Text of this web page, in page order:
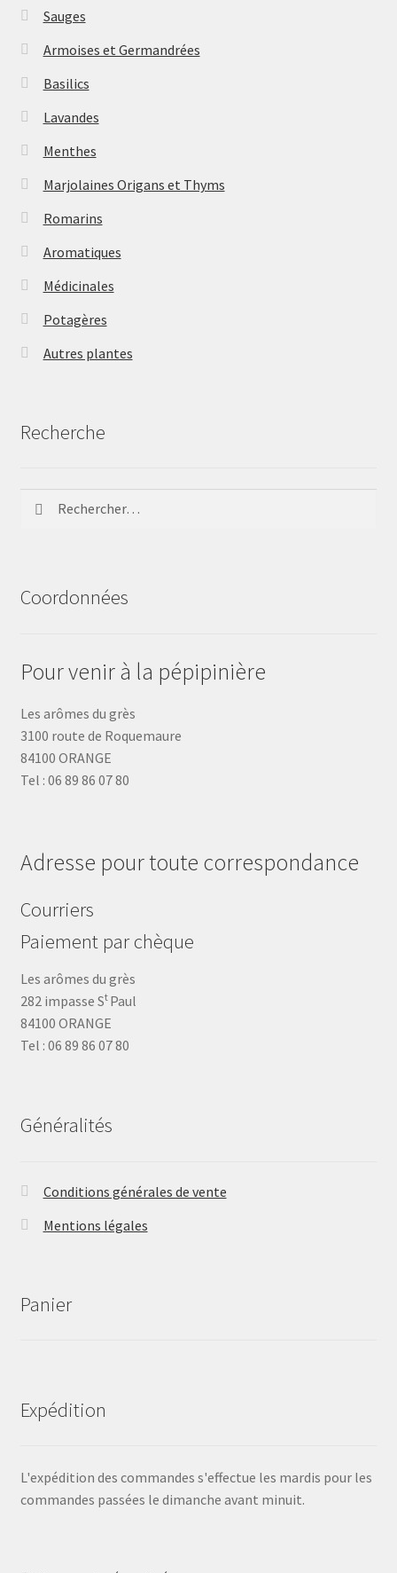
Sauges
Armoises et Germandrées
Basilics
Lavandes
Menthes
Marjolaines Origans et Thyms
Romarins
Aromatiques
Médicinales
Potagères
Autres plantes
Recherche
Coordonnées
Pour venir à la pépipinière
Les arômes du grès
3100 route de Roquemaure
84100 ORANGE
Tel : 06 89 86 07 80
Adresse pour toute correspondance
Courriers
Paiement par chèque
Les arômes du grès
282 impasse St Paul
84100 ORANGE
Tel : 06 89 86 07 80
Généralités
Conditions générales de vente
Mentions légales
Panier
Expédition
L'expédition des commandes s'effectue les mardis pour les
commandes passées le dimanche avant minuit.